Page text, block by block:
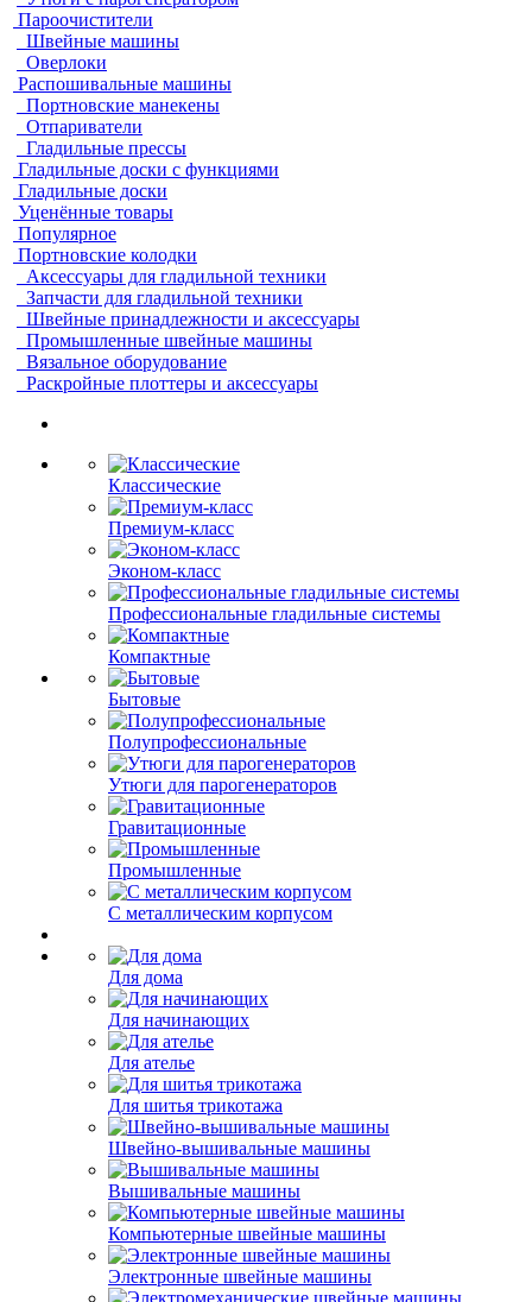
Пароочистители
Швейные машины
Оверлоки
Распошивальные машины
Портновские манекены
Отпариватели
Гладильные прессы
Гладильные доски с функциями
Гладильные доски
Уценённые товары
Популярное
Портновские колодки
Аксессуары для гладильной техники
Запчасти для гладильной техники
Швейные принадлежности и аксессуары
Промышленные швейные машины
Вязальное оборудование
Раскройные плоттеры и аксессуары
Классические
Премиум-класс
Эконом-класс
Профессиональные гладильные системы
Компактные
Бытовые
Полупрофессиональные
Утюги для парогенераторов
Гравитационные
Промышленные
С металлическим корпусом
Для дома
Для начинающих
Для ателье
Для шитья трикотажа
Швейно-вышивальные машины
Вышивальные машины
Компьютерные швейные машины
Электронные швейные машины